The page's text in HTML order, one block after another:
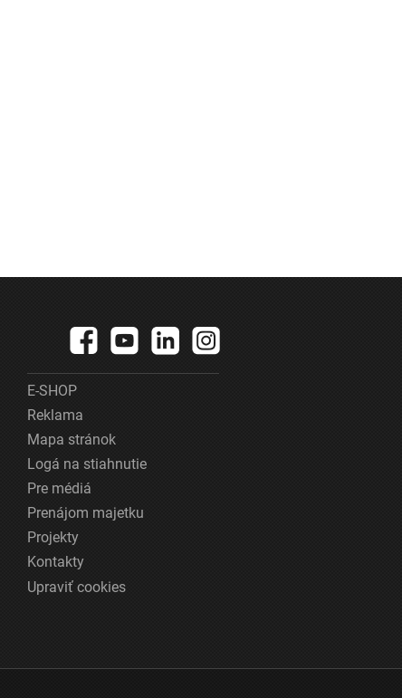
E-SHOP
Reklama
Mapa stránok
Logá na stiahnutie
Pre médiá
Prenájom majetku
Projekty
Kontakty
Upraviť cookies